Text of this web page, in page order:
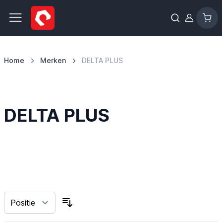
Ga naar de inhoud
Home Merken DELTA PLUS
DELTA PLUS